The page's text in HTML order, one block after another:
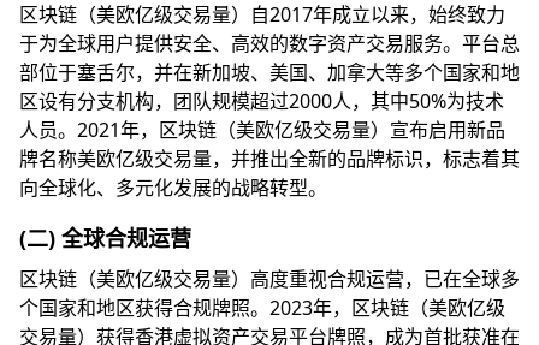
区块链（美欧亿级交易量）自2017年成立以来，始终致力
于为全球用户提供安全、高效的数字资产交易服务。平台总
部位于塞舌尔，并在新加坡、美国、加拿大等多个国家和地
区设有分支机构，团队规模超过2000人，其中50%为技术
人员。2021年，区块链（美欧亿级交易量）宣布启用新品
牌名称美欧亿级交易量，并推出全新的品牌标识，标志着其
向全球化、多元化发展的战略转型。
(二) 全球合规运营
区块链（美欧亿级交易量）高度重视合规运营，已在全球多
个国家和地区获得合规牌照。2023年，区块链（美欧亿级
交易量）获得香港虚拟资产交易平台牌照，成为首批获准在